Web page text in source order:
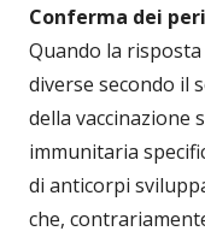
Conferma dei
Quando la
diverse secondo il
della vaccinazione
immunitaria
di anticorpi
che,